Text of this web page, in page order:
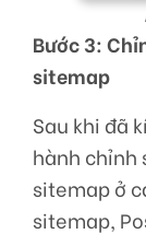
Bước 3:
sitemap
Sau khi đã
hành chỉnh
sitemap ở
sitemap,